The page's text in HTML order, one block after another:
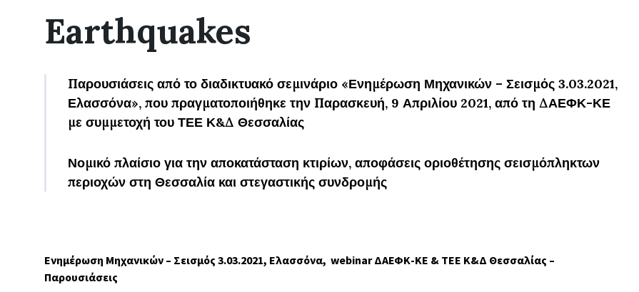
Earthquakes
Παρουσιάσεις από το διαδικτυακό σεμινάριο «Ενημέρωση Μηχανικών – Σεισμός 3.03.2021,
Ελασσόνα», που πραγματοποιήθηκε την Παρασκευή, 9 Απριλίου 2021, από τη ΔΑΕΦΚ-ΚΕ
με συμμετοχή του ΤΕΕ Κ&Δ Θεσσαλίας
Νομικό πλαίσιο για την αποκατάσταση κτιρίων, αποφάσεις οριοθέτησης σεισμόπληκτων
περιοχών στη Θεσσαλία και στεγαστικής συνδρομής
Ενημέρωση Μηχανικών – Σεισμός 3.03.2021, Ελασσόνα, webinar ΔΑΕΦΚ-ΚΕ & ΤΕΕ Κ&Δ Θεσσαλίας –
Παρουσιάσεις